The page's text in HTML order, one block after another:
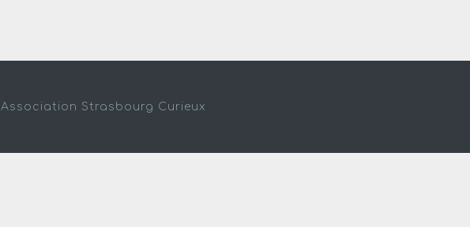
Association Strasbourg Curieux